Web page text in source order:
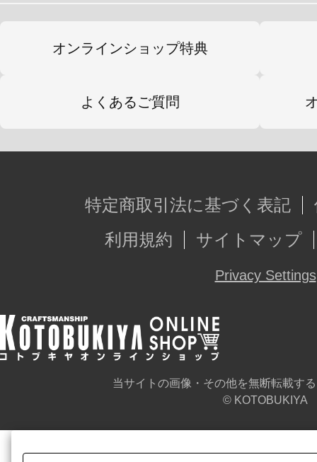
オンラインショップ特典
よくあるご質問
特定商取引法に基づく表記
利用規約
サイトマップ
Privacy Settings
当サイトの画像・その他を無断転載す
© KOTOBUKIYA